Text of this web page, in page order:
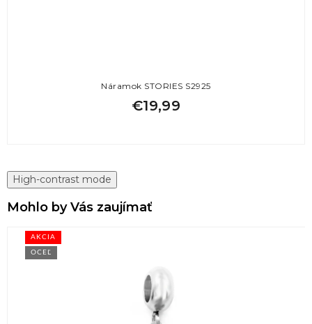
Náramok STORIES S2925
€19,99
High-contrast mode
Mohlo by Vás zaujímať
AKCIA
OCEĽ